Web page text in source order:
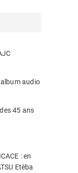
audio
45 ans
: en
Etèba